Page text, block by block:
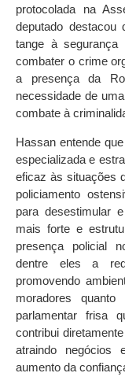
protocolada na
deputado destacou
tange à segurança
combater o crime
a presença da
necessidade de
combate à
Hassan entende
especializada e
eficaz às situações
policiamento
para desestimular
mais forte e
presença policial
dentre eles a
promovendo
moradores
parlamentar frisa
contribui
atraindo negócios
aumento da